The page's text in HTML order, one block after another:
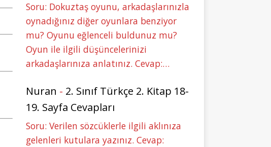
Soru: Dokuztaş oyunu, arkadaşlarınızla
oynadığınız diğer oyunlara benziyor
mu? Oyunu eğlenceli buldunuz mu?
Oyun ile ilgili düşüncelerinizi
arkadaşlarınıza anlatınız. Cevap:…
Nuran - 2. Sınıf Türkçe 2. Kitap 18-
19. Sayfa Cevapları
Soru: Verilen sözcüklerle ilgili aklınıza
gelenleri kutulara yazınız. Cevap: